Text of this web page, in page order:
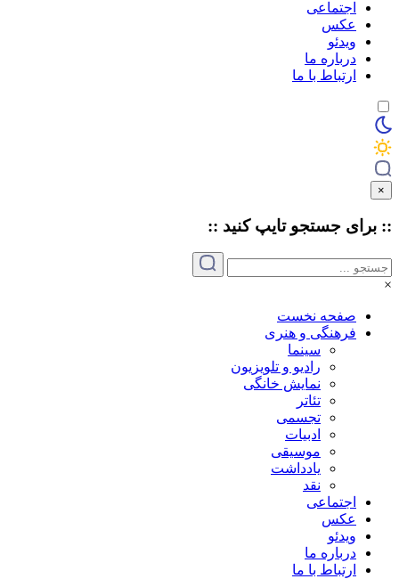
اجتماعی
عکس
ویدئو
درباره ما
ارتباط با ما
×
:: برای جستجو تایپکنید ::
×
صفحه نخست
فرهنگی و هنری
سینما
رادیو و تلویزیون
نمایش خانگی
تئاتر
تجسمی
ادبیات
موسیقی
یادداشت
نقد
اجتماعی
عکس
ویدئو
درباره ما
ارتباط با ما